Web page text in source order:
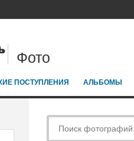
Фото
ПОСТУПЛЕНИЯ АЛЬБОМЫ